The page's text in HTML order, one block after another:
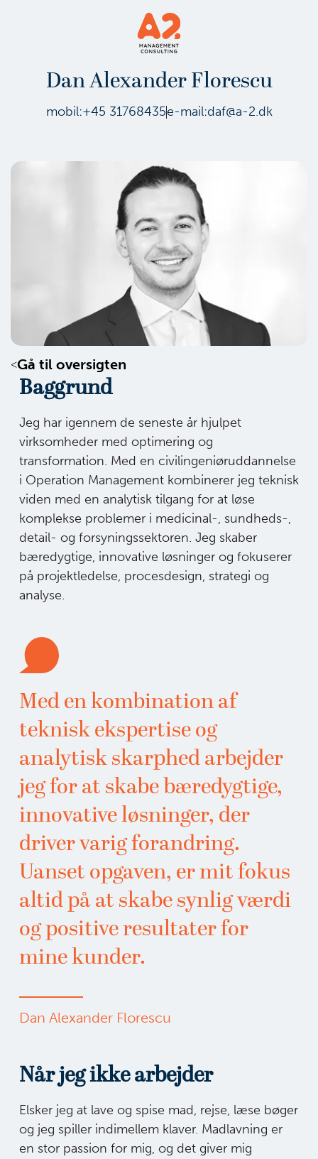
Dan Alexander Florescu
mobil:+45 31768435e-mail:daf@a-2.dk
Gå til oversigten
Baggrund
Jeg har igennem de seneste år hjulpet
virksomheder med optimering og
transformation. Med en civilingeniøruddannelse
i Operation Management kombinerer jeg teknisk
viden med en analytisk tilgang for at løse
komplekse problemer i medicinal-, sundheds-,
detail- og forsyningssektoren. Jeg skaber
bæredygtige, innovative løsninger og fokuserer
på projektledelse, procesdesign, strategi og
analyse.
Med en kombination af
teknisk ekspertise og
analytisk skarphed arbejder
jeg for at skabe bæredygtige,
innovative løsninger, der
driver varig forandring.
Uanset opgaven, er mit fokus
altid på at skabe synlig værdi
og positive resultater for
mine kunder.
Dan Alexander Florescu
Når jeg ikke arbejder
Elsker jeg at lave og spise mad, rejse, læse bøger
og jeg spiller indimellem klaver. Madlavning er
en stor passion for mig, og det giver mig